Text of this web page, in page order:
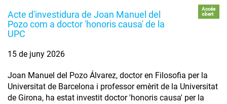
Acte d'investidura de Joan Manuel del
Pozo com a doctor 'honoris causa' de la
UPC
Accés
obert
15 de juny 2026
Joan Manuel del Pozo Álvarez, doctor en Filosofia per la
Universitat de Barcelona i professor emèrit de la Universitat
de Girona, ha estat investit doctor 'honoris causa' per la